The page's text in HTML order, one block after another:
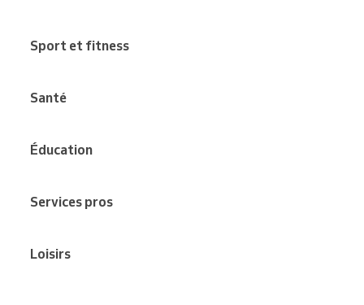
Sport et fitness
Santé
Éducation
Services pros
Loisirs